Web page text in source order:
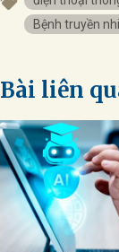
Bệnh truyền
Bài liên